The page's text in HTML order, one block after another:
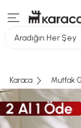
Aradığın Her Şey
Karaca Mutfak